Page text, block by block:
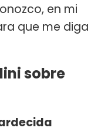
en mi
que me diga
sobre